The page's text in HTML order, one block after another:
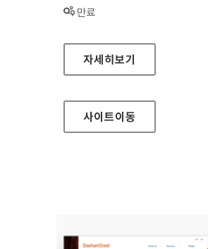
상태 :
만료
마몽드 대표 홈페이지
자세히보기
사이트이동